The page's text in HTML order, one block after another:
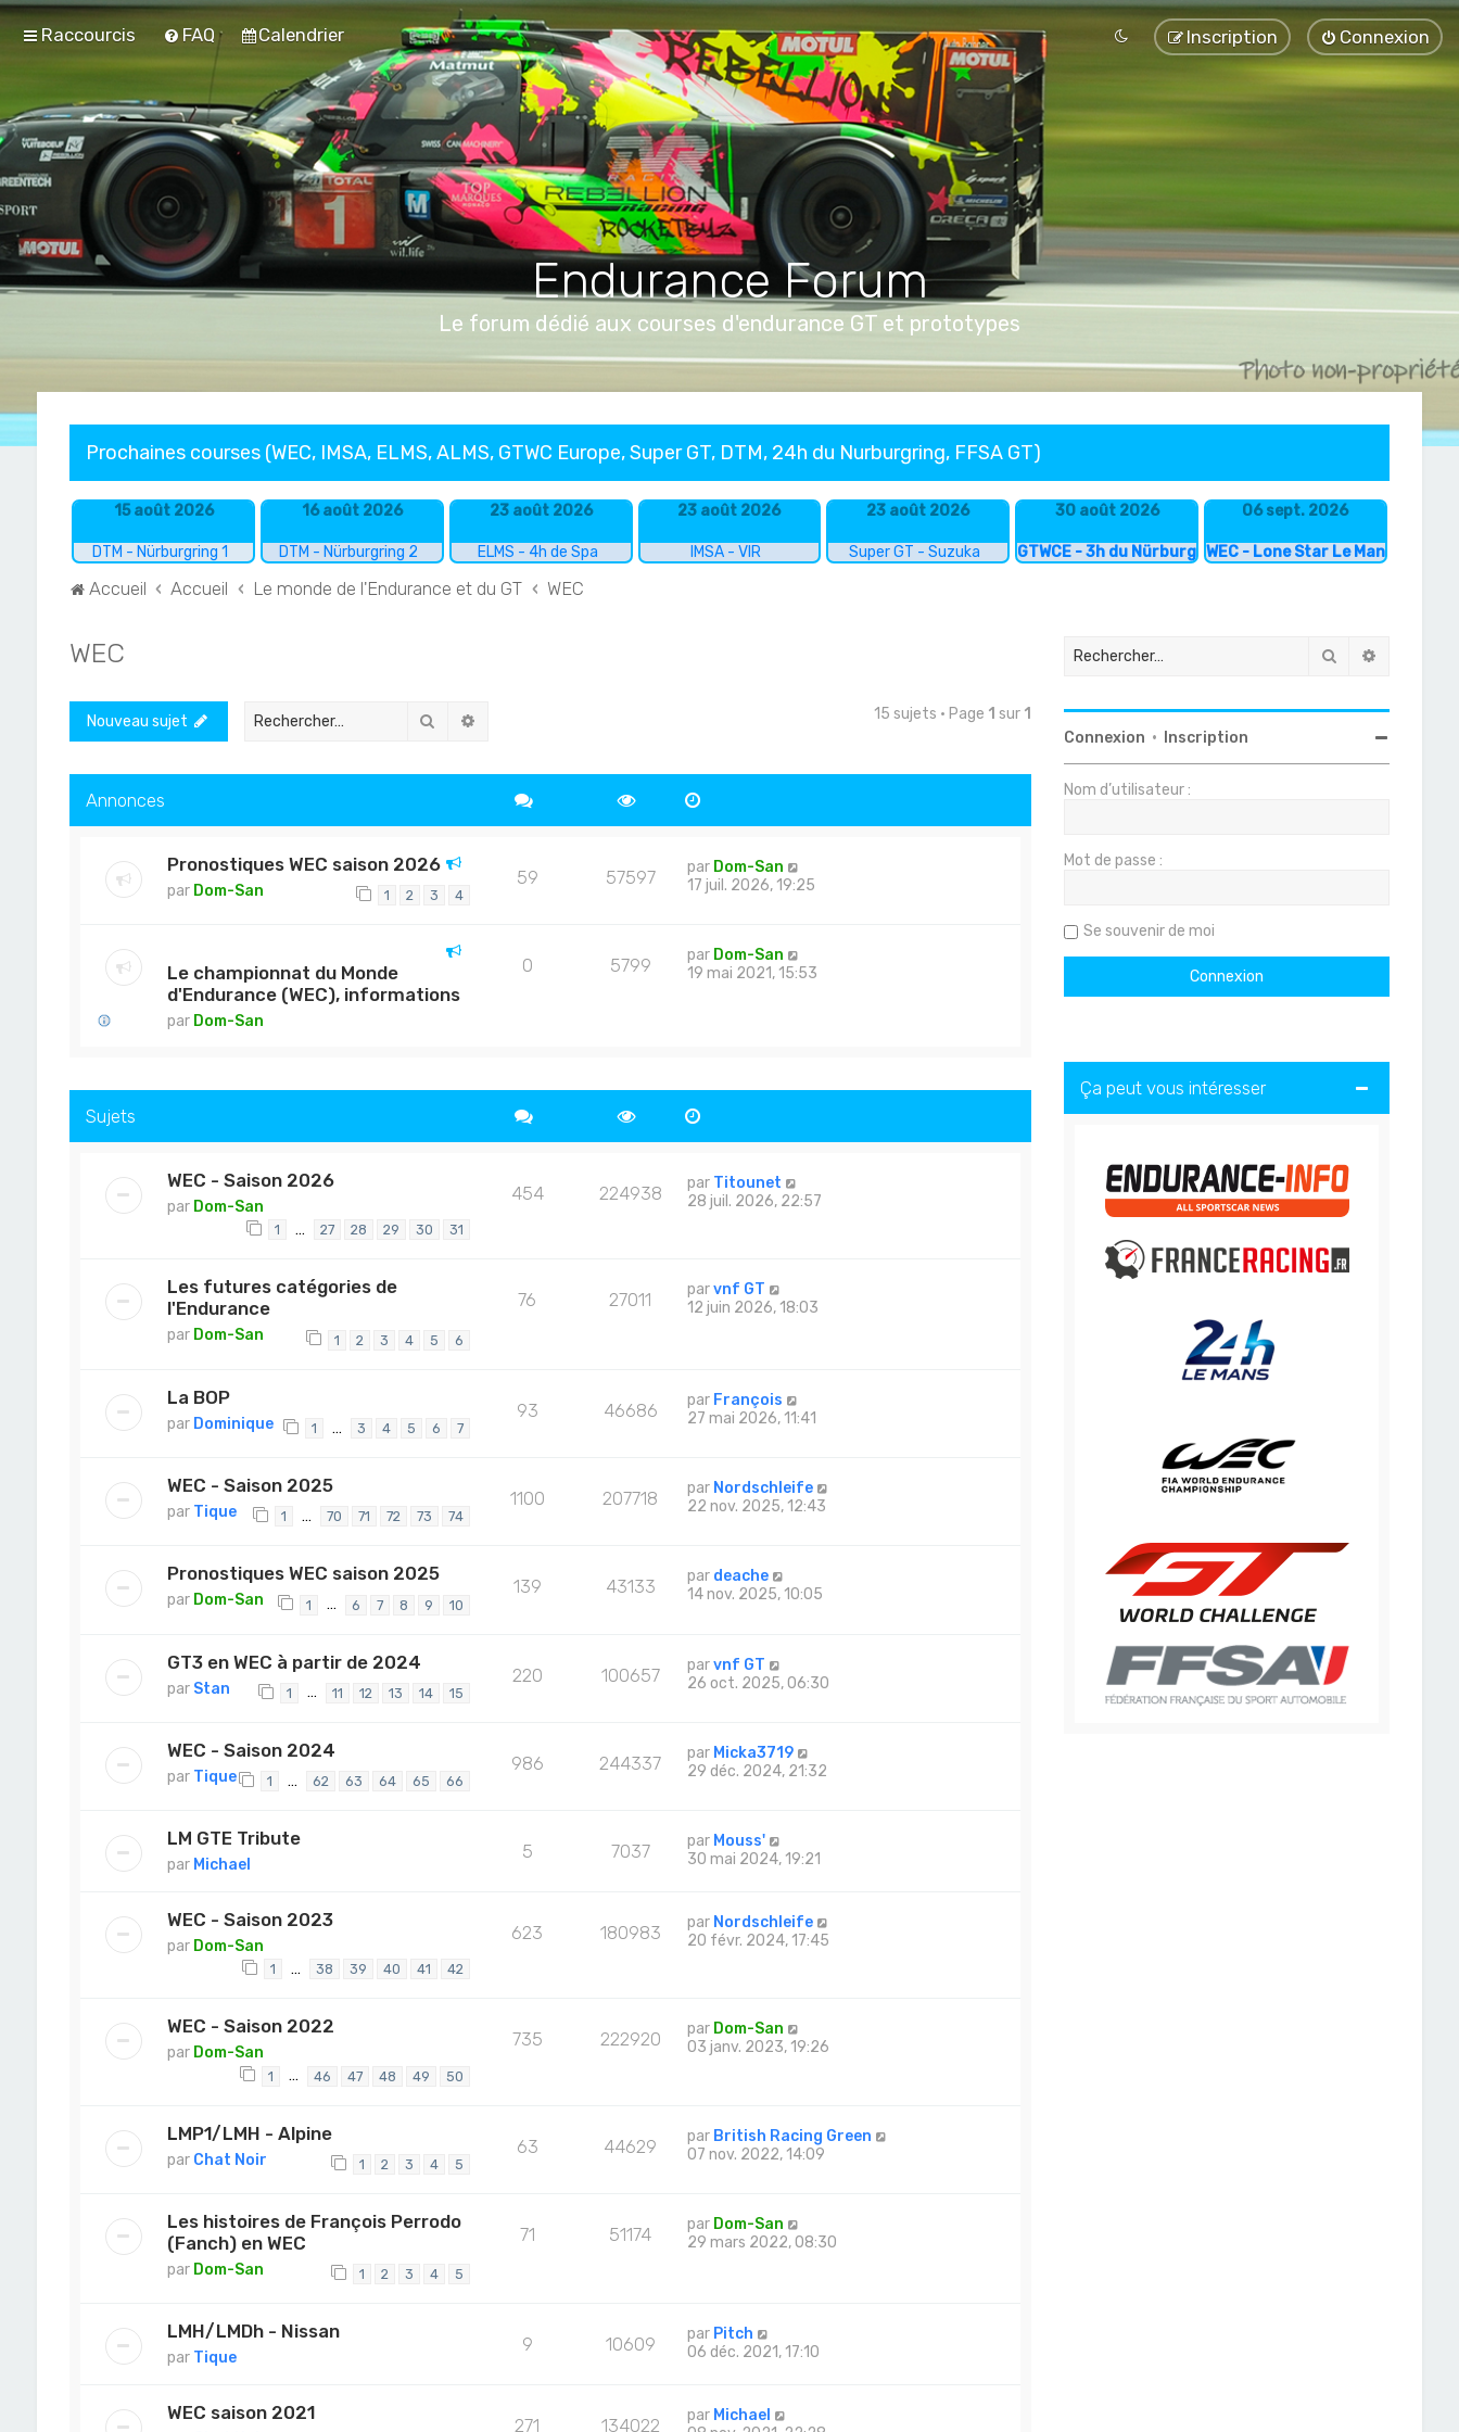
Raccourcis FAQ Calendrier Connexion
Inscription
Endurance Forum
Le forum dédié aux courses d'endurance GT et prototypes
Prochaines courses (WEC, IMSA, ELMS, ALMS, GTWC Europe, Super GT, DTM, 24h du Nurburgring, FFSA GT)
15 août 2026
DTM - Nürburgring 1
16 août 2026
DTM - Nürburgring 2
23 août 2026
ELMS - 4h de Spa
23 août 2026
IMSA - VIR
23 août 2026
Super GT - Suzuka
30 août 2026
GTWCE - 3h du Nürburgring
06 sept. 2026
WEC - Lone Star Le Mans
Accueil Accueil Le monde de l'Endurance et du GT WEC
WEC
Nouveau sujet Rechercher 15 sujets • Page 1 sur 1
Annonces
Pronostiques WEC saison 2026
par Dom-San 1 2 3 4
59 57597 par Dom-San
17 juil. 2026, 19:25
Le championnat du Monde
d'Endurance (WEC), informations
par Dom-San
0 5799 par Dom-San
19 mai 2021, 15:53
Sujets
WEC - Saison 2026
par Dom-San
1 … 27 28 29 30 31
454 224938 par Titounet
28 juil. 2026, 22:57
Les futures catégories de
l'Endurance
par Dom-San 1 2 3 4 5 6
76 27011 parvnf GT
12 juin 2026, 18:03
La BOP
par Dominique 1 … 3 4 5 6 7
93 46686 par François
27 mai 2026, 11:41
WEC - Saison 2025
par Tique 1 … 70 71 72 73 74
1100 207718 par Nordschleife
22 nov. 2025, 12:43
Pronostiques WEC saison 2025
par Dom-San 1 … 6 7 8 9 10
139 43133 par deache
14 nov. 2025, 10:05
GT3 en WEC à partir de 2024
par Stan 1 … 11 12 13 14 15
220 100657 parvnf GT
26 oct. 2025, 06:30
WEC - Saison 2024
par Tique 1 … 62 63 64 65 66
986 244337 par Micka3719
29 déc. 2024, 21:32
LM GTE Tribute
par Michael
5 7037 par Mouss'
30 mai 2024, 19:21
WEC - Saison 2023
par Dom-San
1 … 38 39 40 41 42
623 180983 par Nordschleife
20 févr. 2024, 17:45
WEC - Saison 2022
par Dom-San
1 … 46 47 48 49 50
735 222920 par Dom-San
03 janv. 2023, 19:26
LMP1/LMH - Alpine
par Chat Noir 1 2 3 4 5
63 44629 par British Racing Green
07 nov. 2022, 14:09
Les histoires de François Perrodo
(Fanch) en WEC
par Dom-San 1 2 3 4 5
71 51174 par Dom-San
29 mars 2022, 08:30
LMH/LMDh - Nissan
par Tique
9 10609 par Pitch
06 déc. 2021, 17:10
WEC saison 2021
271 134022 par Michael
Rechercher
Connexion • Inscription
Nom d’utilisateur :
Mot de passe :
Se souvenir de moi
Ça peut vous intéresser